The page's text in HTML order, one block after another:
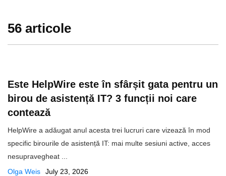
56 articole
Este HelpWire este în sfârșit gata pentru un
birou de asistență IT? 3 funcții noi care
contează
HelpWire a adăugat anul acesta trei lucruri care vizează în mod
specific birourile de asistență IT: mai multe sesiuni active, acces
nesupravegheat ...
Olga Weis
July 23, 2026